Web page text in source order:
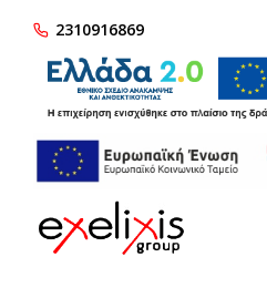
2310916869